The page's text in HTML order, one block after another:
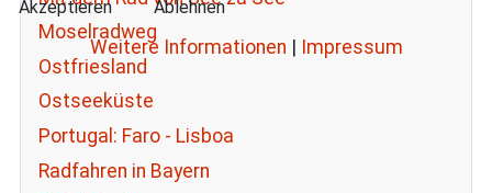
Moselradweg
Ostfriesland
Ostseeküste
Portugal: Faro - Lisboa
Radfahren in Bayern
Akzeptieren Ablehnen
Weitere Informationen Impressum